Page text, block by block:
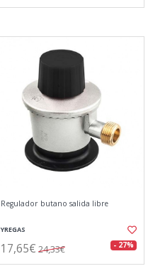
Regulador butano salida libre
YREGAS
17,65€ 24,33€ - 27%